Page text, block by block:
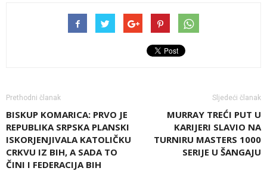
Prethodni članak
BISKUP KOMARICA: PRVO JE
REPUBLIKA SRPSKA PLANSKI
ISKORJENJIVALA KATOLIČKU
CRKVU IZ BIH, A SADA TO
ČINI I FEDERACIJA BIH
Sljedeći članak
MURRAY TREĆI PUT U
KARIJERI SLAVIO NA
TURNIRU MASTERS 1000
SERIJE U ŠANGAJU